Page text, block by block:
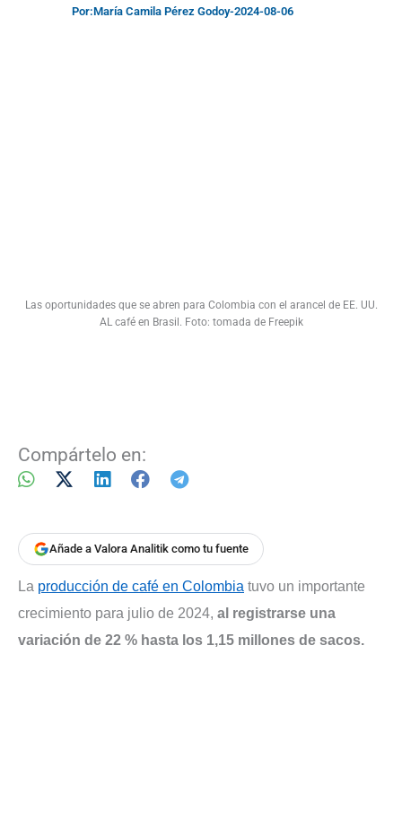
Por:María Camila Pérez Godoy-2024-08-06
Las oportunidades que se abren para Colombia con el arancel de EE. UU.
AL café en Brasil. Foto: tomada de Freepik
Compártelo en:
Añade a Valora Analitik como tu fuente
La producción de café en Colombia tuvo un importante
crecimiento para julio de 2024, al registrarse una
variación de 22 % hasta los 1,15 millones de sacos.